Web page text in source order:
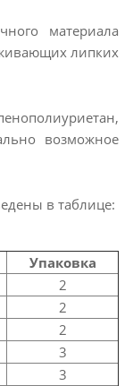
материала
липких
возможное
в таблице:
Упаковка
2
2
2
3
3